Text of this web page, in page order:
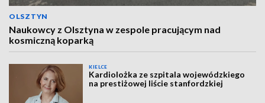
OLSZTYN
Naukowcy z Olsztyna w zespole pracującym nad
kosmiczną koparką
KIELCE
Kardiolożka ze szpitala wojewódzkiego
na prestiżowej liście stanfordzkiej